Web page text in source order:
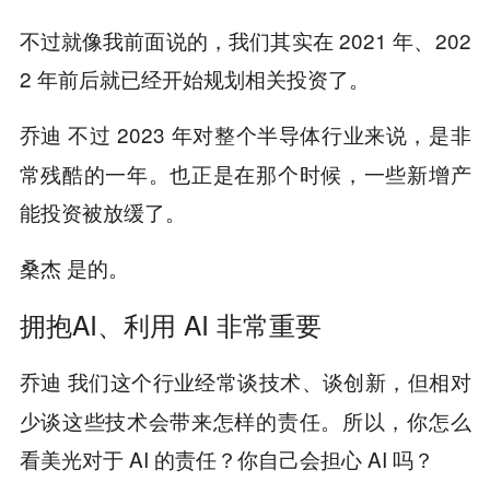
不过就像我前面说的，我们其实在 2021 年、202
2 年前后就已经开始规划相关投资了。
乔迪不过 2023 年对整个半导体行业来说，是非
常残酷的一年。也正是在那个时候，一些新增产
能投资被放缓了。
桑杰 是的。
拥抱AI、利用 AI 非常重要
乔迪 我们这个行业经常谈技术、谈创新，但相对
少谈这些技术会带来怎样的责任。所以，你怎么
看美光对于 AI 的责任？你自己会担心 AI 吗？